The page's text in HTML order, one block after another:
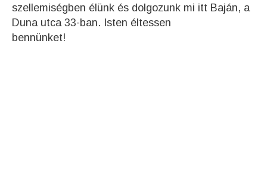
szellemiségben élünk és dolgozunk mi itt Baján, a
Duna utca 33-ban. Isten éltessen
bennünket!